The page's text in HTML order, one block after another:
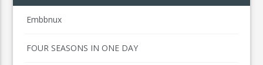
Embbnux
FOUR SEASONS IN ONE DAY